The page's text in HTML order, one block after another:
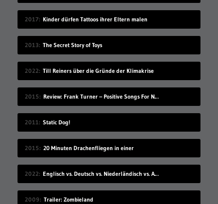
2017 Kinder dürfen Tattoos ihrer Eltern malen
2013 The Secret Story of Toys
2022 Till Reiners über die Gründe der Klimakrise
2015 Review: Frank Turner – Positive Songs For Negative People
2011 Static Dog!
2015 20 Minuten Drachenfliegen in einer
2022 Englisch vs. Deutsch vs. Niederländisch vs. Afrikaans
2009 Trailer: Zombieland